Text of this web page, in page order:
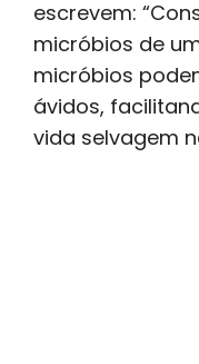
escrevem:
micróbios de
micróbios
ávidos,
vida selvagem